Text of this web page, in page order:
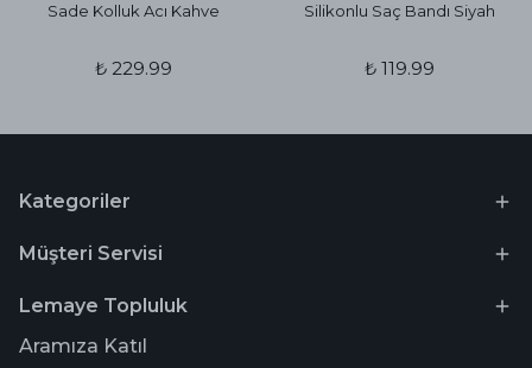
Sade Kolluk Acı Kahve
₺ 229.99
Silikonlu Saç Bandı Siyah
₺ 119.99
Kategoriler
Müşteri Servisi
Lemaye Topluluk
Aramıza Katıl